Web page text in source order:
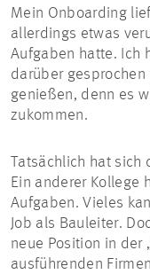
Mein Onboarding
allerdings etwas
Aufgaben hatte. Ich
darüber
genießen, denn es
zukommen.
Tatsächlich hat sich
Ein anderer Kollege
Aufgaben. Vieles
Job als Bauleiter.
neue Position in der
ausführenden